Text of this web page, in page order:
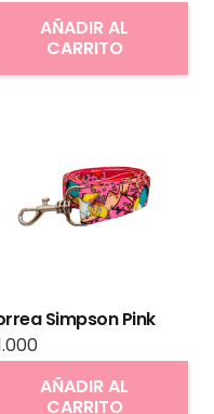
AÑADIR AL
CARRITO
Simpson Pink
AÑADIR AL
CARRITO